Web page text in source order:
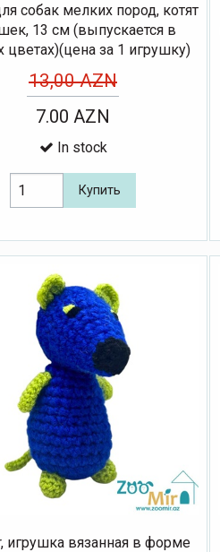
собак мелких пород, котят
13 см (выпускается в
цветах)(цена за 1 игрушку)
13,00 AZN
7.00 AZN
In stock
Купить
игрушка вязанная в форме